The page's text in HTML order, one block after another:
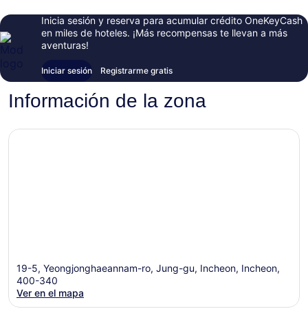
Inicia sesión y reserva para acumular crédito OneKeyCash
en miles de hoteles. ¡Más recompensas te llevan a más
aventuras!
Iniciar sesión Registrarme gratis
Información de la zona
19-5, Yeongjonghaeannam-ro, Jung-gu, Incheon, Incheon,
400-340
Ver en el mapa